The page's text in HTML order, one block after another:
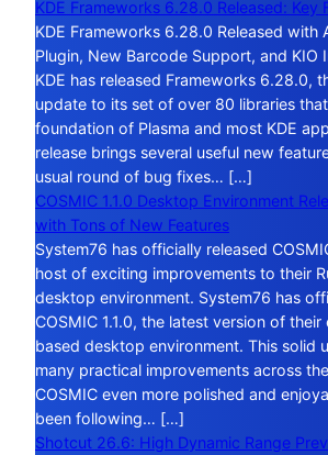
KDE Frameworks 6.28.0 Released: Key
KDE Frameworks 6.28.0 Released with
Plugin, New Barcode Support, and KIO
KDE has released Frameworks 6.28.0,
update to its set of over 80 libraries
foundation of Plasma and most KDE
release brings several useful new
usual round of bug fixes… […]
COSMIC 1.1.0 Desktop Environment
with Tons of New Features
System76 has officially released
host of exciting improvements to their
desktop environment. System76 has
COSMIC 1.1.0, the latest version of
based desktop environment. This solid
many practical improvements across
COSMIC even more polished and
been following… […]
Shotcut 26.6: High Dynamic Range